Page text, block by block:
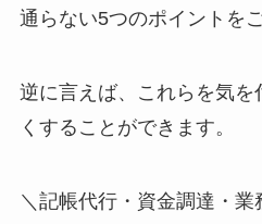
通らない5つのポイントを
逆に言えば、これらを気を
くすることができます。
＼記帳代行・資金調達・業